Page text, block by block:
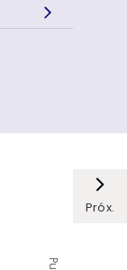
Próx.